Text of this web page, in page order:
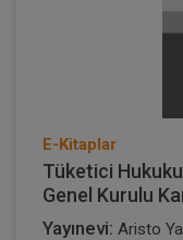
E-Kitaplar
Tüketici Hukuku
Genel Kurulu
Yayınevi: Aristo